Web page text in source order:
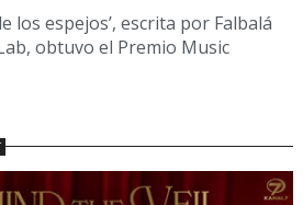
los espejos’, escrita por Falbalá
obtuvo el Premio Music